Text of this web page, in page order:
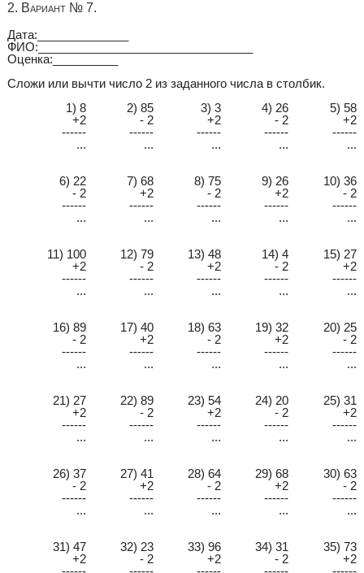
2. Вариант № 7.
Дата:______________
ФИО:_________________________________
Оценка:__________
Сложи или вычти число 2 из заданного числа в столбик.
1) 8
2) 85 3) 3 4) 26
5) 58
+2
- 2 +2 - 2
+2
------
------ ------ ------
------
...
... ... ... ...
6) 22 7) 68 8) 75 9) 26
10) 36
- 2
+2 - 2 +2
- 2
------
------ ------ ------
------
...
... ... ... ...
11) 100 12) 79 13) 48 14) 4
15) 27
+2
- 2 +2 - 2
+2
------
------ ------ ------
------
...
... ... ... ...
16) 89 17) 40 18) 63 19) 32
20) 25
- 2
+2 - 2 +2
- 2
------
------ ------ ------
------
...
... ... ... ...
21) 27 22) 89 23) 54 24) 20
25) 31
+2
- 2 +2 - 2
+2
------
------ ------ ------
------
...
... ... ... ...
26) 37 27) 41 28) 64 29) 68
30) 63
- 2
+2 - 2 +2
- 2
------
------ ------ ------
------
...
... ... ... ...
31) 47 32) 23 33) 96 34) 31
35) 73
+2
- 2 +2 - 2
+2